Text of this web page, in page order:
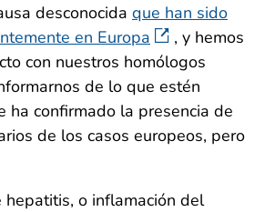
desconocida que han sido
en Europa
, y hemos
con nuestros homólogos
de lo que estén
ha confirmado la presencia de
de los casos europeos, pero
hepatitis, o inflamación del